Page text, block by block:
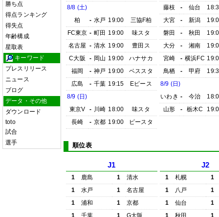
勝ち点
得点ランキング
得失点
年齢構成
星取表
キーワード
プレスリリース
ニュース
ブログ
データ・その他
ダウンロード
toto
試合
選手
8/8 (土)
柏
- 水戸 19:00
三協F柏
FC東京 - 町田 19:00
味スタ
名古屋 - 清水 19:00
豊田ス
C大阪
- 岡山 19:00
ハナサカ
福岡
- 神戸 19:00
ベススタ
広島
- 千葉 19:15
Eピース
8/9 (日)
東京V
- 川崎 18:00
味スタ
長崎
- 京都 19:00 ピースタ
藤枝
- 仙台
大宮
- 新潟
磐田
- 秋田
大分
- 湘南
宮崎
- 横浜FC
鳥栖
- 甲府
8/9 (日)
いわき - 今治
山形
- 栃木C
順位表
J1
1 鹿島 1
清水
1
水戸 1
名古屋
1
浦和 1
京都
1
千葉 1
G大阪
J2
1 札幌
1
1
八戸
1
1
仙台
1
1
秋田
1